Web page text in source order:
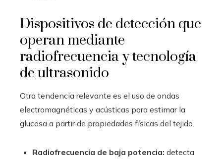
Dispositivos de detección que
operan mediante
radiofrecuencia y tecnología
de ultrasonido
Otra tendencia relevante es el uso de ondas
electromagnéticas y acústicas para estimar la
glucosa a partir de propiedades físicas del tejido.
Radiofrecuencia de baja potencia: detecta